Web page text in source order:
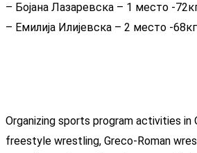
– Бојана Лазаревска – 1 место -
– Емилија Илијевска – 2 место -
Organizing sports program activities in
freestyle wrestling, Greco-Roman